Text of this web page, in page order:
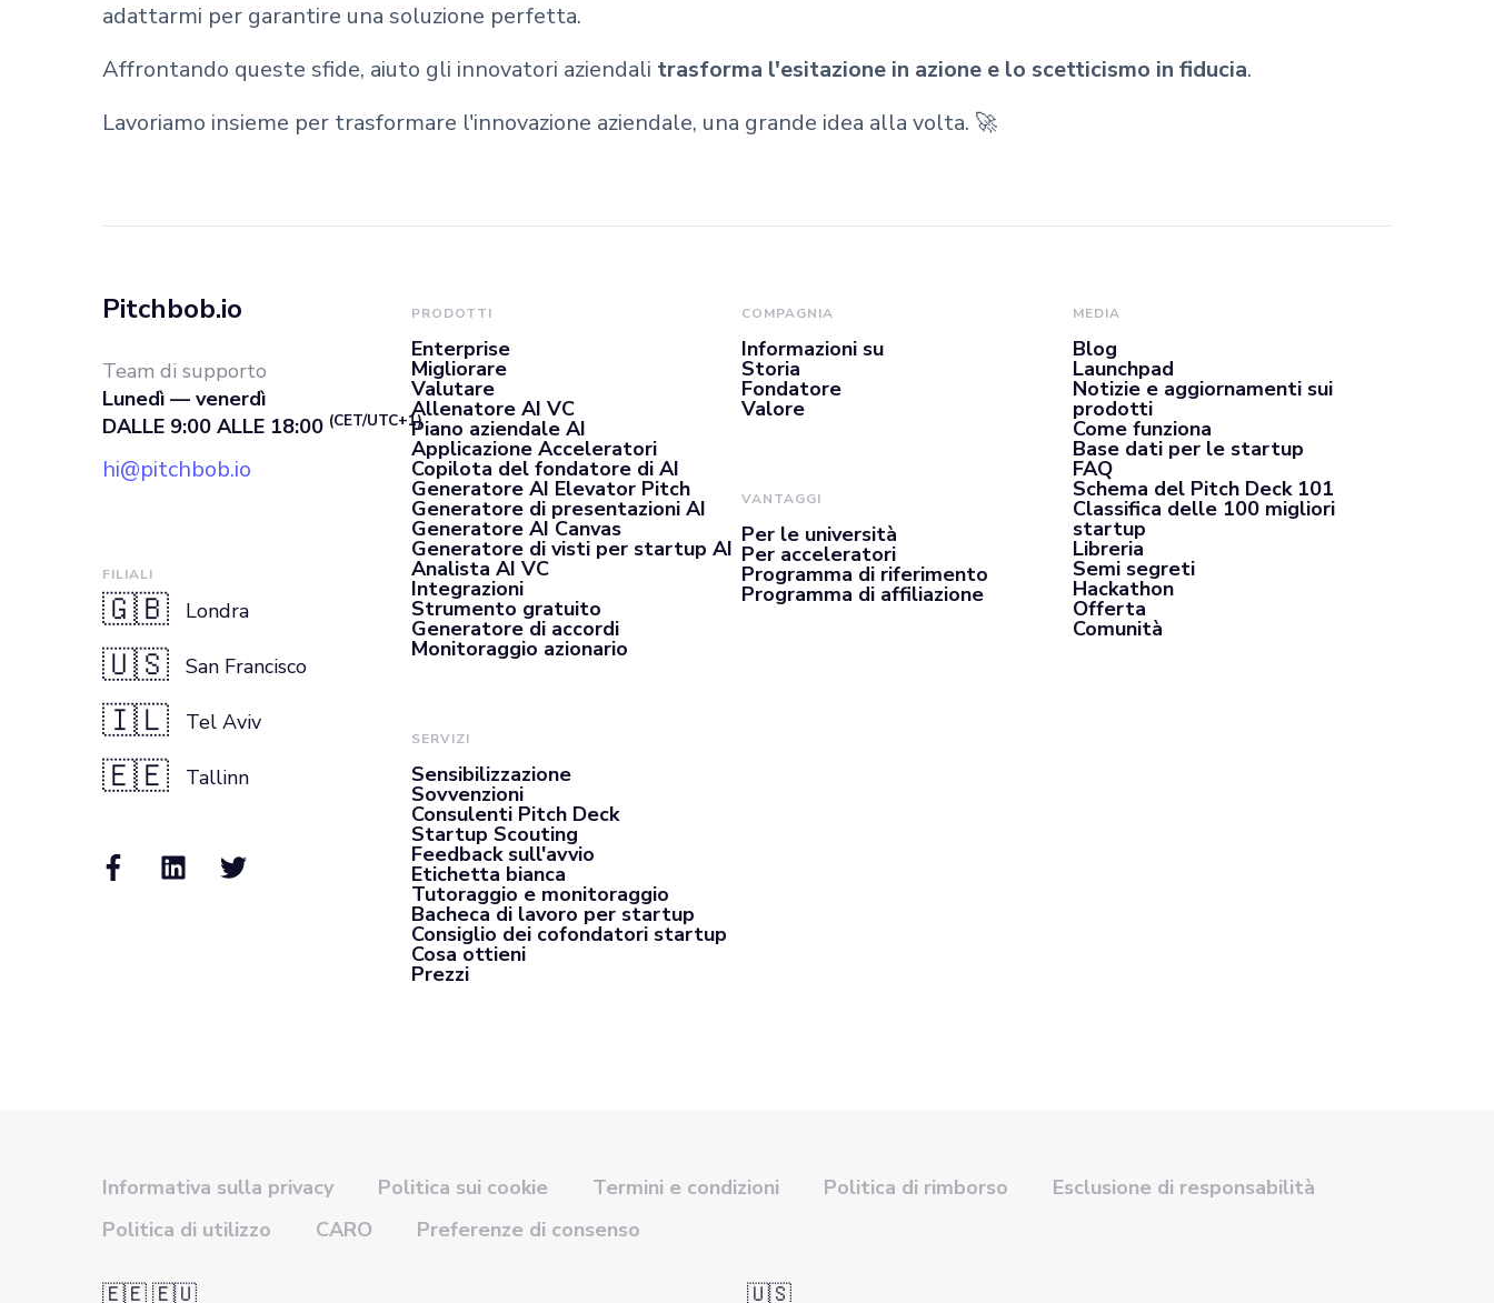
adattarmi per garantire una soluzione perfetta.
Affrontando queste sfide, aiuto gli innovatori aziendali trasforma l'esitazione in azione e lo scetticismo in fiducia.
Lavoriamo insieme per trasformare l'innovazione aziendale, una grande idea alla volta. 🚀
Pitchbob.io
Team di supporto
Lunedì — venerdì
DALLE 9:00 ALLE 18:00 (CET/UTC+1)
hi@pitchbob.io
FILIALI
🇬🇧 Londra
🇺🇸 San Francisco
🇮🇱 Tel Aviv
🇪🇪 Tallinn
PRODOTTI
Enterprise
Migliorare
Valutare
Allenatore AI VC
Piano aziendale AI
Applicazione Acceleratori
Copilota del fondatore di AI
Generatore AI Elevator Pitch
Generatore di presentazioni AI
Generatore AI Canvas
Generatore di visti per startup AI
Analista AI VC
Integrazioni
Strumento gratuito
Generatore di accordi
Monitoraggio azionario
SERVIZI
Sensibilizzazione
Sovvenzioni
Consulenti Pitch Deck
Startup Scouting
Feedback sull'avvio
Etichetta bianca
Tutoraggio e monitoraggio
Bacheca di lavoro per startup
Consiglio dei cofondatori startup
Cosa ottieni
Prezzi
COMPAGNIA
Informazioni su
Storia
Fondatore
Valore
VANTAGGI
Per le università
Per acceleratori
Programma di riferimento
Programma di affiliazione
MEDIA
Blog
Launchpad
Notizie e aggiornamenti sui
prodotti
Come funziona
Base dati per le startup
FAQ
Schema del Pitch Deck 101
Classifica delle 100 migliori
startup
Libreria
Semi segreti
Hackathon
Offerta
Comunità
Informativa sulla privacy Politica sui cookie Termini e condizioni Politica di rimborso
Esclusione di responsabilità
Politica di utilizzo
CARO Preferenze di consenso
🇪🇪 🇪🇺 🇺🇸